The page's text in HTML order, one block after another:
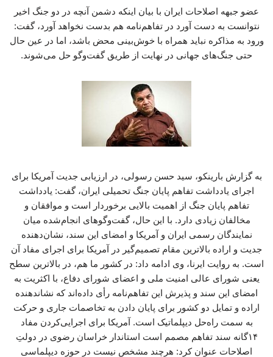
عضو جبهه اصلاحات ایران با بیان اینکه‌ دشمن آنچه در دو جنگ اخیر
نتوانست به دست آورد در تفاهم‌نامه هم بدست نخواهد آورد، گفت:
ورود به مذاکره نباید همراه با خوش‌بینی محض باشد، اما در عین حال
حتی جنگ‌های جهانی در نهایت از طریق گفت‌وگو حل می‌شوند.
به گزارش بارینکو، سید حسن رسولی، در ارزیابی جدیت آمریکا برای
اجرای یادداشت تفاهم پایان جنگ تحمیلی ایران، گفت: یادداشت
تفاهم پایان جنگ از اهمیت بالایی برخوردار است و موافقان و
مخالفان زیادی دارد. با این حال، گفت‌وگوهای انجام‌شده میان
نمایندگان رسمی ایران و آمریکا و امضای این سند، نشان‌دهنده
جدیت و اراده بالاترین مقام تصمیم‌گیر در آمریکا برای اجرای مفاد آن
است. به روایت ایرنا، وی ادامه داد: در کشور ما هم، در بالاترین سطح
یعنی شورای عالی امنیت ملی و اعضای شورای دفاع، با اکثریت به
امضای این سند و پذیرش این تفاهم‌نامه رأی داده‌اند که نشاندهنده
اراده و تمایل دو کشور برای پایان دادن به تخاصمات جاری و حرکت
به سمت راه‌حل دیپلماتیک است. آمریکا برای اجرایی‌کردن مفاد
۱۴گانه سند تفاهم مصمم است استاندار خراسان رضوی در دولتِ
اصلاحات عنوان کرد: هرچند مشخص نیست در حوزه دیپلماسی